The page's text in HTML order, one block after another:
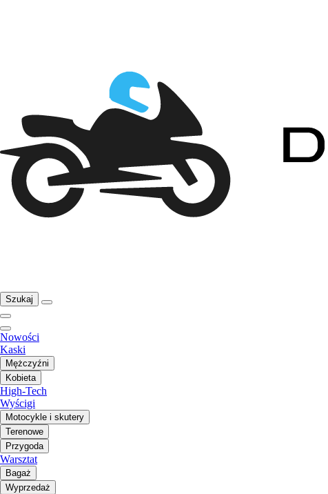
Szukaj
Nowości
Kaski
Mężczyźni
Kobieta
High-Tech
Wyścigi
Motocykle i skutery
Terenowe
Przygoda
Warsztat
Bagaż
Wyprzedaż